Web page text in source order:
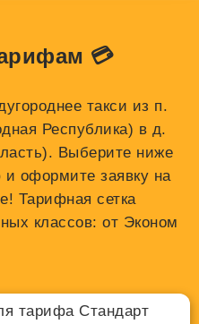
💳
такси из п.
Республика) в д.
Выберите ниже
оформите заявку на
Тарифная сетка
классов: от Эконом